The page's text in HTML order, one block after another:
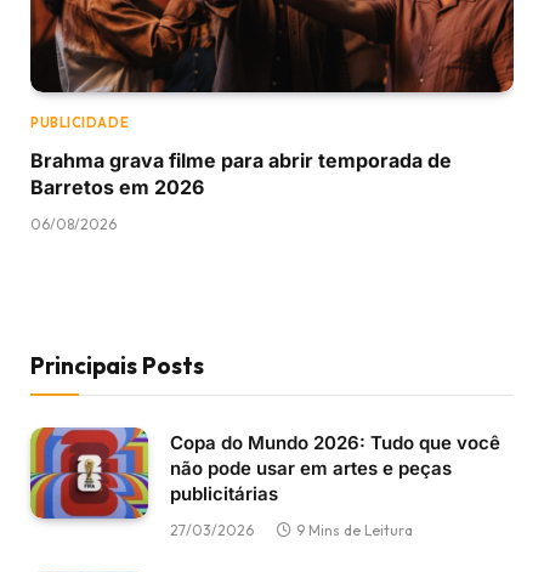
PUBLICIDADE
Brahma grava filme para abrir temporada de
Barretos em 2026
06/08/2026
Principais Posts
Copa do Mundo 2026: Tudo que você
não pode usar em artes e peças
publicitárias
27/03/2026 9 Mins de Leitura